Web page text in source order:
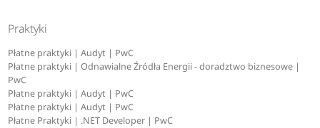
Praktyki
Płatne praktyki | Audyt | PwC
Płatne praktyki | Odnawialne Źródła Energii - doradztwo biznesowe |
PwC
Płatne praktyki | Audyt | PwC
Płatne praktyki | Audyt | PwC
Płatne Praktyki | .NET Developer | PwC